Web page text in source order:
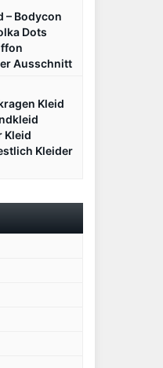
– Bodycon
Dots
Ausschnitt
Kleid
Kleid
Kleider